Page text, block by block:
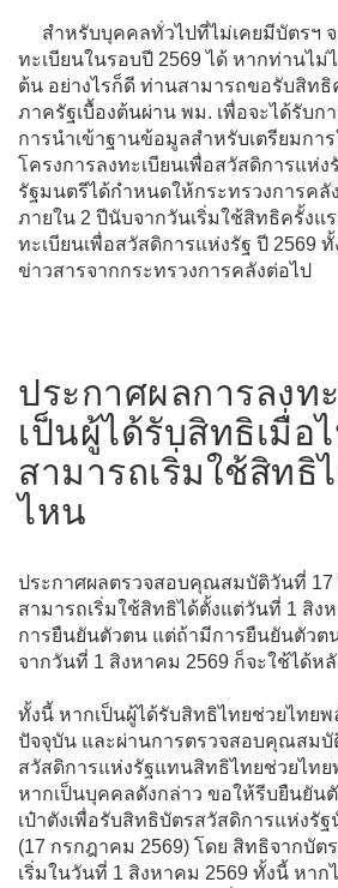
สำหรับบุคคลทั่วไปที่ไม่เคยมีบัตรฯ
ทะเบียนในรอบปี 2569 ได้ หากท่านไ
ต้น อย่างไรก็ดี ท่านสามารถขอรับสิทธิ
ภาครัฐเบื้องต้นผ่าน พม. เพื่อจะได้รับก
การนำเข้าฐานข้อมูลสำหรับเตรียมกา
โครงการลงทะเบียนเพื่อสวัสดิการแห่
รัฐมนตรีได้กำหนดให้กระทรวงการคลั
ภายใน 2 ปีนับจากวันเริ่มใช้สิทธิครั้งแ
ทะเบียนเพื่อสวัสดิการแห่งรัฐ ปี 2569
ข่าวสารจากกระทรวงการคลังต่อไป
ประกาศผลการลงท
เป็นผู้ได้รับสิทธิเมื่อ
สามารถเริ่มใช้สิทธิ
ไหน
ประกาศผลตรวจสอบคุณสมบัติวันที่ 17
สามารถเริ่มใช้สิทธิได้ตั้งแต่วันที่ 1 สิง
การยืนยันตัวตน แต่ถ้ามีการยืนยันตัวต
จากวันที่ 1 สิงหาคม 2569 ก็จะใช้ได้ห
ทั้งนี้ หากเป็นผู้ได้รับสิทธิไทยช่วยไทยพ
ปัจจุบัน และผ่านการตรวจสอบคุณสมบั
สวัสดิการแห่งรัฐแทนสิทธิไทยช่วยไทย
หากเป็นบุคคลดังกล่าว ขอให้รีบยืนยัน
เป๋าตังเพื่อรับสิทธิบัตรสวัสดิการแห่งรั
(17 กรกฎาคม 2569) โดย สิทธิจากบัต
เริ่มในวันที่ 1 สิงหาคม 2569 ทั้งนี้ หา